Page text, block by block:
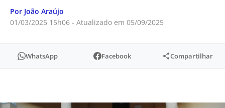
Por João Araújo
01/03/2025 15h06 - Atualizado em 05/09/2025
WhatsApp Facebook Compartilhar